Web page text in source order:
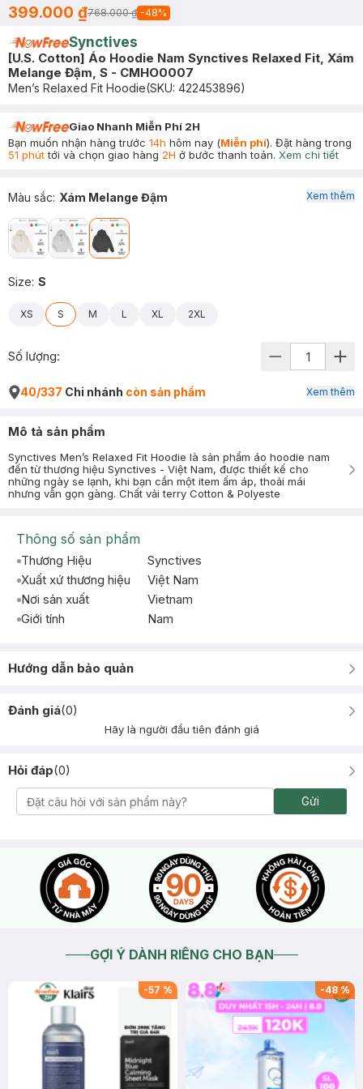
399.000 ₫768.000 ₫ -48%
Synctives
[U.S. Cotton] Áo Hoodie Nam Synctives Relaxed Fit, Xám
Melange Đậm, S - CMHO0007
Men’s Relaxed Fit Hoodie(SKU: 422453896)
Giao Nhanh Miễn Phí 2H
Bạn muốn nhận hàng trước 14h hôm nay (Miễn phí). Đặt hàng trong
51 phúttới và chọn giao hàng 2H ở bước thanh toán. Xem chi tiết
Màu sắc: Xám Melange Đậm
Size: S
XS S M L XL 2XL
Xem thêm
Số lượng:
40/337 Chi nhánh còn sản phẩm Xem thêm
Mô tả sản phẩm
Synctives Men’s Relaxed Fit Hoodie là sản phẩm áo hoodie nam
đến từ thương hiệu Synctives - Việt Nam, được thiết kế cho
những ngày se lạnh, khi bạn cần một item ấm áp, thoải mái
nhưng vẫn gọn gàng. Chất vải terry Cotton & Polyeste
Thông số sản phẩm
Thương Hiệu
Synctives
Xuất xứ thương hiệu
Việt Nam
Nơi sản xuất
Vietnam
Giới tính
Nam
Hướng dẫn bảo quản
Đánh giá(0)
Hãy là người đầu tiên đánh giá
Hỏi đáp(0)
Gửi
GỢI Ý DÀNH RIÊNG CHO BẠN
-57 % -48%